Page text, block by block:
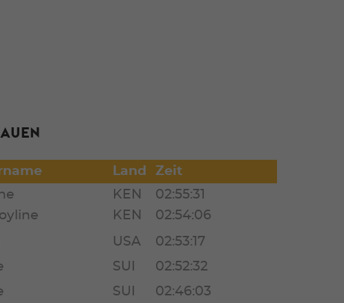
Land
Zeit
KEN
KEN
02:55:31
02:54:06
USA
02:53:17
SUI
02:52:32
SUI
02:46:03